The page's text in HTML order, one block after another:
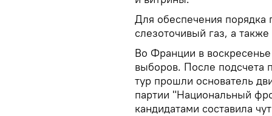
Для обеспечения
слезоточивый газ, а
Во Франции в
выборов. После подсчета
тур прошли основатель
партии "Национальный
кандидатами составила